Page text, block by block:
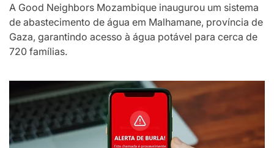
A Good Neighbors Mozambique inaugurou um sistema
de abastecimento de água em Malhamane, província de
Gaza, garantindo acesso à água potável para cerca de
720 famílias.